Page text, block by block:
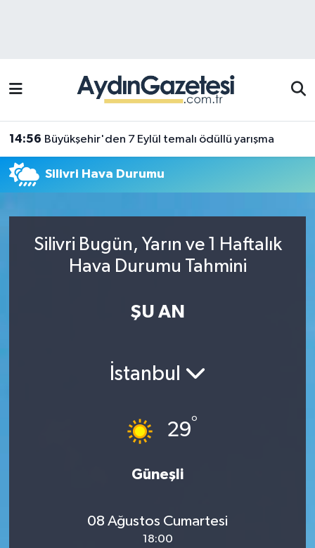
14:56 Büyükşehir'den 7 Eylül temalı ödüllü yarışma
Silivri Hava Durumu
Silivri Bugün, Yarın ve 1 Haftalık
Hava Durumu Tahmini
ŞU AN
İstanbul
29°
Güneşli
08 Ağustos Cumartesi
18:00
Efeler Trafik Yoğunluk Haritası
Süper Lig Puan Durumu ve Fikstür
Tüm Manşetler
Son Dakika Haberleri